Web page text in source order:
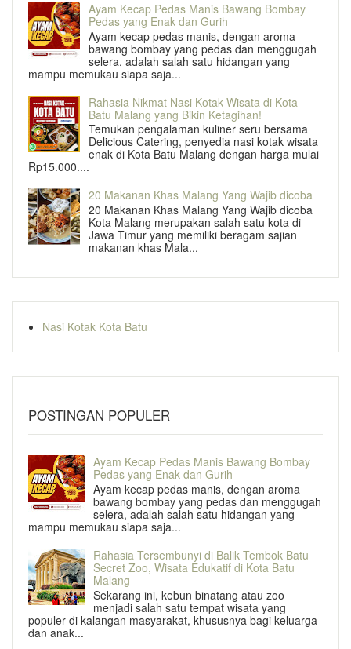
Ayam Kecap Pedas Manis Bawang Bombay
Pedas yang Enak dan Gurih
Ayam kecap pedas manis, dengan aroma
bawang bombay yang pedas dan menggugah
selera, adalah salah satu hidangan yang
mampu memukau siapa saja...
Rahasia Nikmat Nasi Kotak Wisata di Kota
Batu Malang yang Bikin Ketagihan!
Temukan pengalaman kuliner seru bersama
Delicious Catering, penyedia nasi kotak wisata
enak di Kota Batu Malang dengan harga mulai
Rp15.000....
20 Makanan Khas Malang Yang Wajib dicoba
20 Makanan Khas Malang Yang Wajib dicoba
Kota Malang merupakan salah satu kota di
Jawa Timur yang memiliki beragam sajian
makanan khas Mala...
Nasi Kotak Kota Batu
POSTINGAN POPULER
Ayam Kecap Pedas Manis Bawang Bombay
Pedas yang Enak dan Gurih
Ayam kecap pedas manis, dengan aroma
bawang bombay yang pedas dan menggugah
selera, adalah salah satu hidangan yang
mampu memukau siapa saja...
Rahasia Tersembunyi di Balik Tembok Batu
Secret Zoo, Wisata Edukatif di Kota Batu
Malang
Sekarang ini, kebun binatang atau zoo
menjadi salah satu tempat wisata yang
populer di kalangan masyarakat, khususnya bagi keluarga
dan anak...